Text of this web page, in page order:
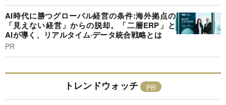
AI時代に勝つグローバル経営の条件:海外拠点の
「見えない経営」からの脱却。「二層ERP」と
AIが導く、リアルタイム·データ統合戦略とは
PR
トレンドウォッチ